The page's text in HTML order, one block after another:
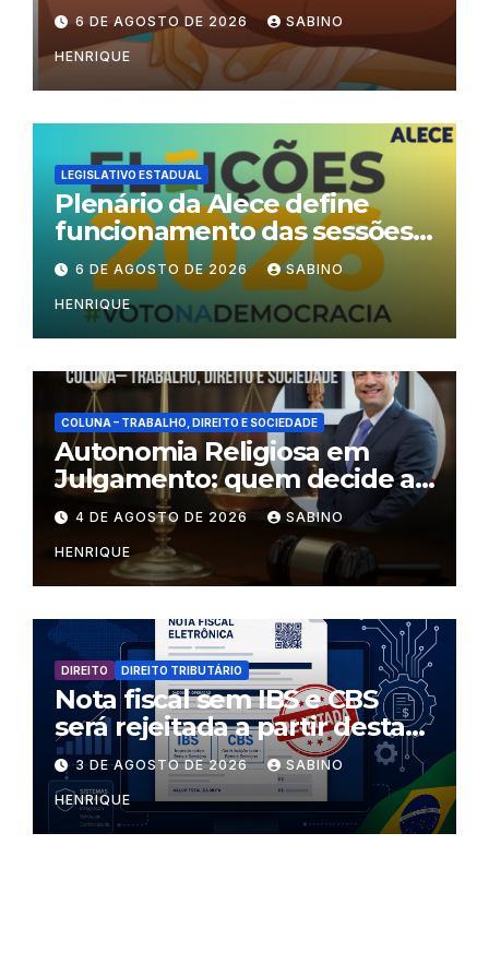
6 DE AGOSTO DE 2026 SABINO
HENRIQUE
LEGISLATIVO ESTADUAL
Plenário da Alece define
funcionamento das sessões
durante o período eleitoral
6 DE AGOSTO DE 2026 SABINO
HENRIQUE
COLUNA – TRABALHO, DIREITO E SOCIEDADE
Autonomia Religiosa em
Julgamento: quem decide as
regras dentro dos templos?
4 DE AGOSTO DE 2026 SABINO
HENRIQUE
DIREITO DIREITO TRIBUTÁRIO
Nota fiscal sem IBS e CBS
será rejeitada a partir desta
segunda-feira
3 DE AGOSTO DE 2026 SABINO
HENRIQUE